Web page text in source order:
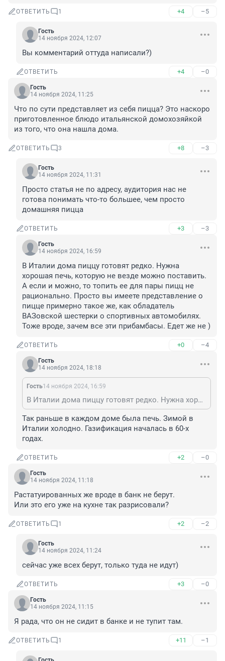
ОТВЕТИТЬ 1 +4 –5
Гость
14 ноября 2024, 12:07
Вы комментарий оттуда написали?)
ОТВЕТИТЬ +4 –0
Гость
14 ноября 2024, 11:25
Что по сути представляет из себя пицца? Это наскоро
приготовленное блюдо итальянской домохозяйкой
из того, что она нашла дома.
ОТВЕТИТЬ 3 +8 –3
Гость
14 ноября 2024, 11:31
Просто статья не по адресу, аудитория нас не
готова понимать что-то большее, чем просто
домашняя пицца
ОТВЕТИТЬ +3 –3
Гость
14 ноября 2024, 16:59
В Италии дома пиццу готовят редко. Нужна
хорошая печь, которую не везде можно поставить.
А если и можно, то топить ее для пары пицц не
рационально. Просто вы имеете представление о
пицце примерно такое же, как обладатель
ВАЗовской шестерки о спортивных автомобилях.
Тоже вроде, зачем все эти прибамбасы. Едет же не )
ОТВЕТИТЬ +0 –4
Гость
14 ноября 2024, 18:18
Гость14 ноября 2024, 16:59
В Италии дома пиццу готовят редко. Нужна хорошая печь, которую не везде можно поставить. А если и можно, то топить ее для пары пицц не рационально. Просто вы имеете представление о пицце примерно такое же, как обладатель ВАЗовской шестерки о спортивных автомобилях. Тоже вроде, зачем все эти прибамбасы. Едет же не )
Так раньше в каждом доме была печь. Зимой в
Италии холодно. Газификация началась в 60-х
годах.
ОТВЕТИТЬ +2 –0
Гость
14 ноября 2024, 11:18
Растатуированных же вроде в банк не берут.
Или это его уже на кухне так разрисовали?
ОТВЕТИТЬ 1 +2 –2
Гость
14 ноября 2024, 11:24
сейчас уже всех берут, только туда не идут)
ОТВЕТИТЬ +3 –0
Гость
14 ноября 2024, 11:15
Я рада, что он не сидит в банке и не тупит там.
ОТВЕТИТЬ 1 +11 –1